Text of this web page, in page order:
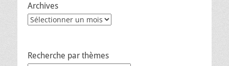
Archives
Archives
Recherche par thèmes